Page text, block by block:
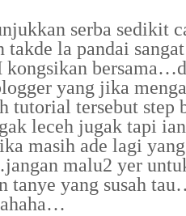
serba sedikit
la pandai
kongsikan
yang jika
tutorial tersebut step
leceh jugak tapi
masih ade lagi
malu2 yer
yang susah